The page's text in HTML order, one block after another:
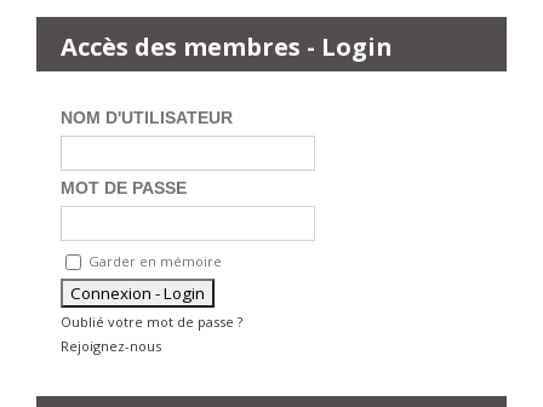
Accès des membres - Login
NOM D'UTILISATEUR
MOT DE PASSE
Garder en mémoire
Oublié votre mot de passe ?
Rejoignez-nous